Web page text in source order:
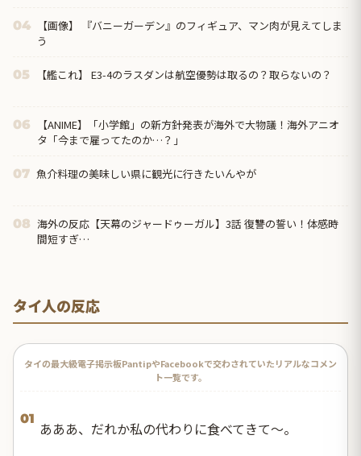
の懐じゃないんだよ」
04
【画像】 『バニーガーデン』のフィギュア、マン肉が見えてしま
う
05 【艦これ】 E3-4のラスダンは航空優勢は取るの？取らないの？
06
【ANIME】「小学館」の新方針発表が海外で大物議！海外アニオ
タ「今まで雇ってたのか…？」
07 魚介料理の美味しい県に観光に行きたいんやが
08 海外の反応【天幕のジャードゥーガル】3話 復讐の誓い！体感時
間短すぎ…
タイ人の反応
タイの最大級電子掲示板PantipやFacebookで交わされていたリアルなコメン
ト一覧です。
01
あああ、だれか私の代わりに食べてきて〜。